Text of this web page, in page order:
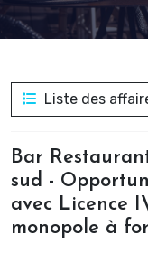
Liste des
Bar
sud -
avec Licence
monopole à